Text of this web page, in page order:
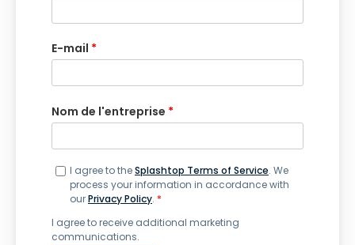
E-mail *
Nom de l'entreprise *
I agree to theSplashtop Terms of Service. We
process your information in accordance with
ourPrivacy Policy. *
I agree to receive additional marketing
communications.